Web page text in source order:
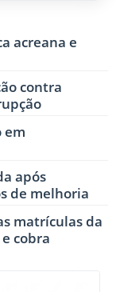
acreana e
contra
em
após
de melhoria
matrículas da
cobra